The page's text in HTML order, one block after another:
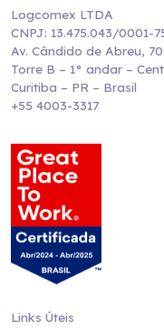
Logcomex LTDA
CNPJ: 13.475.043/0001-
Av. Cândido de Abreu, 70
Torre B – 1° andar –
Curitiba – PR – Brasil
+55 4003-3317
Links Úteis